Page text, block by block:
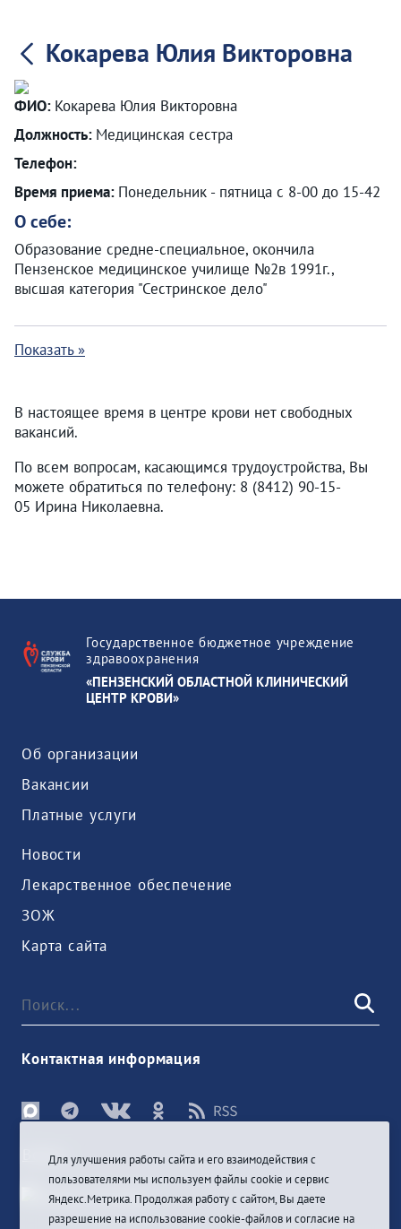
Кокарева Юлия Викторовна
ФИО: Кокарева Юлия Викторовна
Должность: Медицинская сестра
Телефон:
Время приема: Понедельник - пятница с 8-00 до 15-42
О себе:
Образование средне-специальное, окончила
Пензенское медицинское училище №2в 1991г.,
высшая категория "Сестринское дело"
Показать »
В настоящее время в центре крови нет свободных
вакансий.
По всем вопросам, касающимся трудоустройства, Вы
можете обратиться по телефону: 8 (8412) 90-15-
05 Ирина Николаевна.
Государственное бюджетное учреждение
здравоохранения
«ПЕНЗЕНСКИЙ ОБЛАСТНОЙ КЛИНИЧЕСКИЙ
ЦЕНТР КРОВИ»
Об организации
Вакансии
Платные услуги
Новости
Лекарственное обеспечение
ЗОЖ
Карта сайта
Контактная информация
ВойтиДля улучшения работы сайта и его взаимодействия с
пользователями мы используем файлы cookie и сервис
Яндекс.Метрика. Продолжая работу с сайтом, Вы даете
разрешение на использование cookie-файлов и согласие на